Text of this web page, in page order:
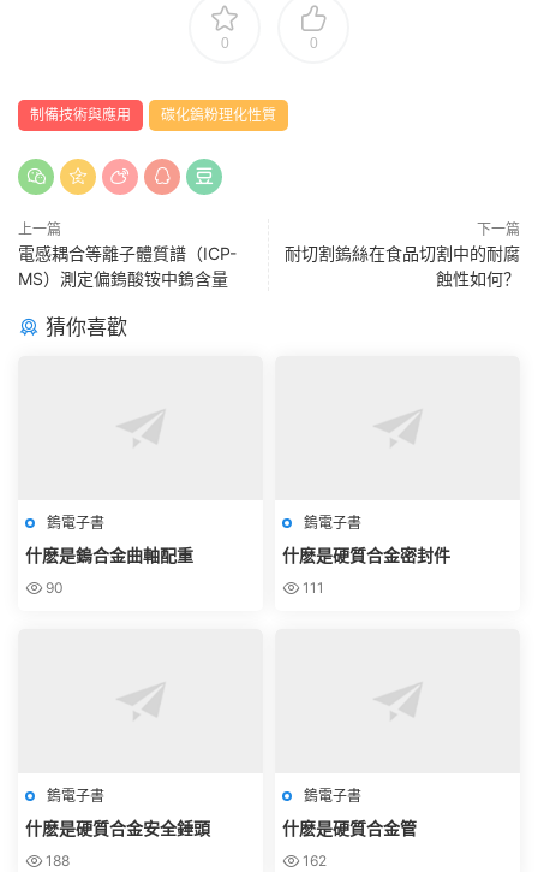
0 0
制備技術與應用 碳化鎢粉理化性質
上一篇
電感耦合等離子體質譜（ICP-
MS）測定偏鎢酸铵中鎢含量
下一篇
耐切割鎢絲在食品切割中的耐腐
蝕性如何？
猜你喜歡
鎢電子書
什麽是鎢合金曲軸配重
90
鎢電子書
什麽是硬質合金密封件
111
鎢電子書
什麽是硬質合金安全錘頭
188
鎢電子書
什麽是硬質合金管
162